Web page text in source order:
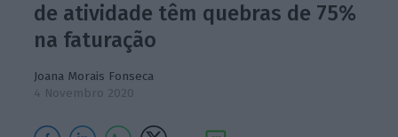
de atividade têm quebras de 75%
na faturação
Joana Morais Fonseca
4 Novembro 2020